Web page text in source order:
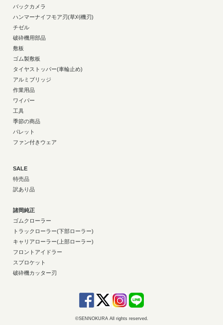
バックカメラ
ハンマーナイフモア刃(草刈機刃)
チゼル
破砕機用部品
敷板
ゴム製敷板
タイヤストッパー(車輪止め)
アルミブリッジ
作業用品
ワイパー
工具
季節の商品
パレット
ファン付きウェア
SALE
特売品
訳あり品
諸岡純正
ゴムクローラー
トラックローラー(下部ローラー)
キャリアローラー(上部ローラー)
フロントアイドラー
スプロケット
破砕機カッター刃
©SENNOKURA All rights reserved.